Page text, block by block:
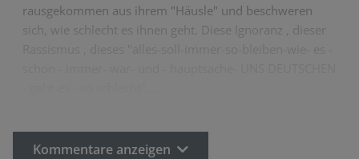
rausgekommen aus ihrem "Häusle" und beschweren
sich, wie schlecht es ihnen geht. Diese Ignoranz , dieser
Kommentare anzeigen